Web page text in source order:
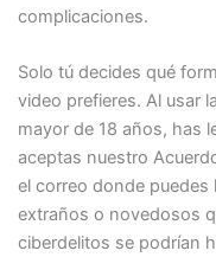
complicaciones.
Solo tú decides qué
video prefieres. Al usar
mayor de 18 años, has
aceptas nuestro
el correo donde puedes
extraños o novedosos
ciberdelitos se podrían